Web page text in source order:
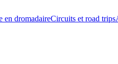
en dromadaireCircuits et road trips